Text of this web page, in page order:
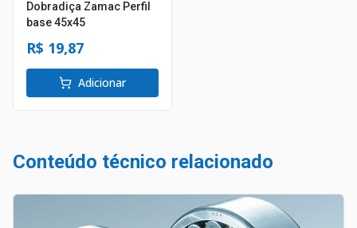
Dobradiça Zamac Perfil
base 45x45
R$ 19,87
Adicionar
Conteúdo técnico relacionado